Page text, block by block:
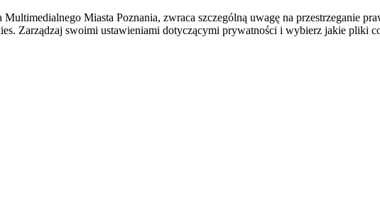
Miasta Poznania, zwraca szczególną uwagę na przestrzeganie
Zarządzaj swoimi ustawieniami dotyczącymi prywatności i wybierz jakie pliki